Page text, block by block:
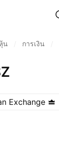
น การเงิน
Exchange